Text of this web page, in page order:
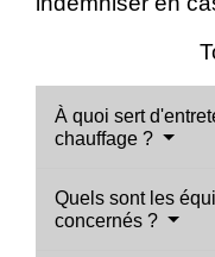
À quoi sert
chauffage ?
Quels sont les
concernés ?